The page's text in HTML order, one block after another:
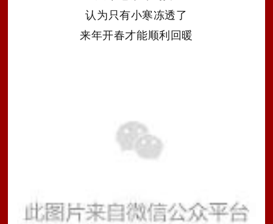
认为只有小寒冻透了
来年开春才能顺利回暖